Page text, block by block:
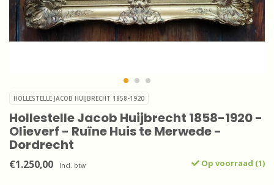
HOLLESTELLE JACOB HUIJBRECHT 1858-1920
Hollestelle Jacob Huijbrecht 1858-1920 -
Olieverf - Ruïne Huis te Merwede -
Dordrecht
€1.250,00 Incl. btw Op voorraad (1)